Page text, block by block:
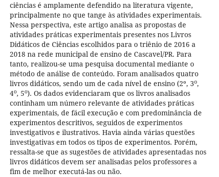
ciências é amplamente defendido na literatura vigente,
principalmente no que tange às atividades experimentais.
Nessa perspectiva, este artigo analisa as propostas de
atividades práticas experimentais presentes nos Livros
Didáticos de Ciências escolhidos para o triênio de 2016 a
2018 na rede municipal de ensino de Cascavel/PR. Para
tanto, realizou-se uma pesquisa documental mediante o
método de análise de conteúdo. Foram analisados quatro
livros didáticos, sendo um de cada nível de ensino (2º, 3o,
4o, 5o). Os dados evidenciaram que os livros analisados
continham um número relevante de atividades práticas
experimentais, de fácil execução e com predominância de
experimentos descritivos, seguidos de experimentos
investigativos e ilustrativos. Havia ainda várias questões
investigativas em todos os tipos de experimentos. Porém,
ressalta-se que as sugestões de atividades apresentadas nos
livros didáticos devem ser analisadas pelos professores a
fim de melhor executá-las ou não.